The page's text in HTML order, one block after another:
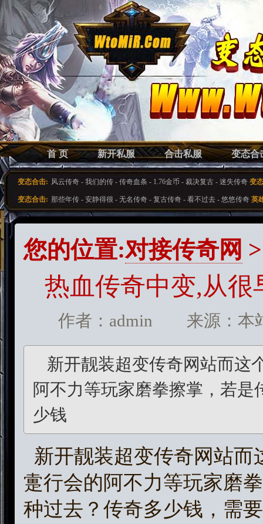
首 页 新开私服 合击私服 变态合
变态合击: 风云传奇 - 我们的传 - 传奇血条 - 1.76金币 - 裁决复古 - 迷失传奇 变
变态合击: 那些年传 - 安静得很 - 无名传奇 - 复古传奇 - 看不过去 - 悠悠传奇 英
您的位置:对接传奇网
热血传奇中变,从
作者：admin 来源：本
新开靓装超变传奇网站而这
阿不力等玩家磨拳擦掌，若
少钱
新开靓装超变传奇网站
疐行会的阿不力等玩家磨
种过去？传奇多少钱，需